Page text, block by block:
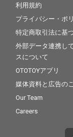
利用規約
プライバシー・ポ
特定商取引法に基
外部データ連携し
スについて
OTOTOYアプリ
媒体資料と広告の
Our Team
Careers